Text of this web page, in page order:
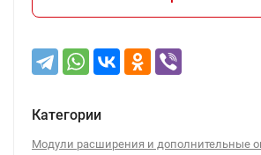
Категории
Модули расширения и дополнительные